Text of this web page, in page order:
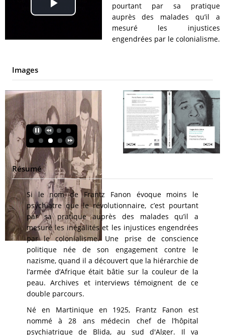
Play
Video
pourtant par sa pratique
auprès des malades qu’il a
mesuré les injustices
engendrées par le colonialisme.
Images
Résumé
Si le nom de Frantz Fanon évoque moins le
psychiatre que le révolutionnaire, c’est pourtant
par sa pratique auprès des malades qu’il a
mesuré les inégalités et les injustices engendrées
par le colonialisme. Une prise de conscience
politique née de son engagement contre le
nazisme, quand il a découvert que la hiérarchie de
l’armée d’Afrique était bâtie sur la couleur de la
peau. Archives et interviews témoignent de ce
double parcours.
Né en Martinique en 1925, Frantz Fanon est
nommé à 28 ans médecin chef de l’hôpital
psychiatrique de Blida, au sud d'Alger. Il va